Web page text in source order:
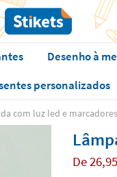
Desenho à
personalizados
com luz led e
De 26,95